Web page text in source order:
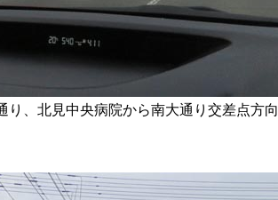
り、北見中央病院から南大通り交差点方向